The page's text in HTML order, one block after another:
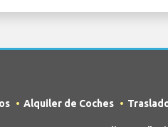
Alquiler de Coches